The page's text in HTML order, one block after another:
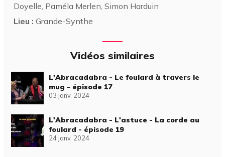
Doyelle, Paméla Merlen, Simon Harduin
Lieu : Grande-Synthe
Vidéos similaires
L'Abracadabra - Le foulard à travers le
mug - épisode 17
03 janv. 2024
L'Abracadabra - L'astuce - La corde au
foulard - épisode 19
24 janv. 2024